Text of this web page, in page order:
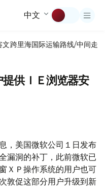
中文
文跨里海国际运输路线/中间走廊
供ＩＥ浏览器安
，美国微软公司１日发布
漏洞的补丁，此前微软已
ＸＰ操作系统的用户也可
敦促这部分用户升级到新